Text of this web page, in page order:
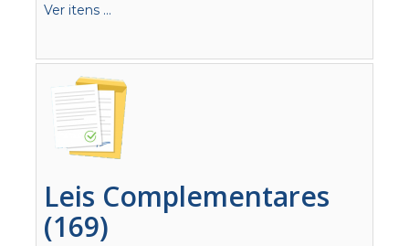
Ver itens ...
Leis Complementares
(169)